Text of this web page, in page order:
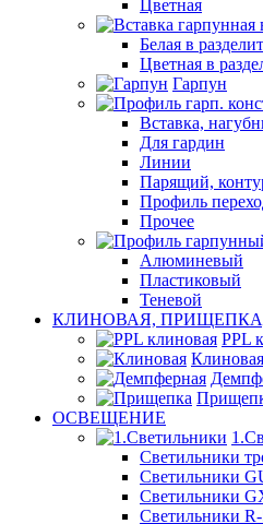
Цветная
Белая в
Цветная в
Гарпун
Вставка,
Для гардин
Линии
Парящий,
Профиль
Прочее
Алюминевый
Пластиковый
Теневой
КЛИНОВАЯ,
PPL
Клиновая
ОСВЕЩЕНИЕ
Светильники
Светильники
Светильники
Светильники